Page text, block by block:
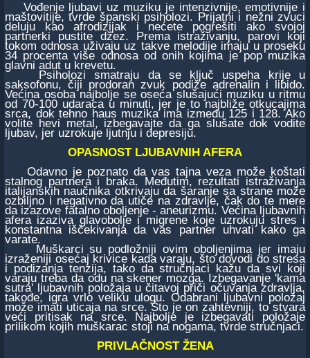
Vođenje ljubavi uz muziku je intenzivnije, emotivnije i
maštovitije, tvrde španski psiholozi. Prijatni i nežni zvuci
deluju kao afrodizijak i nećete pogrešiti ako svojoj
partnerki pustite džez. Prema istraživanju, parovi koji
tokom odnosa uživaju uz takve melodije imaju u proseku
34 procenta više odnosa od onih kojima je pop muzika
glavni adut u krevetu.
Psiholozi smatraju da se ključ uspeha krije u
saksofonu, čiji prodoran zvuk podiže adrenalin i libido.
Većina osoba najbolje se oseća slušajući muziku u ritmu
od 70-100 udaraca u minuti, jer je to najbliže otkucajima
srca, dok tehno haus muzika ima između 125 i 128. Ako
volite hevi metal, izbegavajte da ga slušate dok vodite
ljubav, jer uzrokuje ljutnju i depresiju.
OPASNOST LJUBAVNIH AFERA
Odavno je poznato da vas tajna veza može koštati
stalnog partnera i braka. Međutim, rezultati istraživanja
italijanskih naučnika otkrivaju da šaranje sa strane može
ozbiljno i negativno da utiče na zdravlje, čak do te mere
da izazove fatalno oboljenje - aneurizmu. Većina ljubavnih
afera izaziva glavobolje i migrene koje uzrokuju stres i
konstantna iščekivanja da vas partner uhvati kako ga
varate.
Muškarci su podložniji ovim oboljenjima jer imaju
izraženiji osećaj krivice kada varaju, što dovodi do stresa
i podizanja tenzija, tako da stručnjaci kažu da svi koji
varaju treba da odu na skener mozga. Izbegavanje 'kama
sutra' ljubavnih položaja u čitavoj priči očuvanja zdravlja,
takođe, igra vrlo veliku ulogu. Odabrani ljubavni položaj
može imati uticaja na srce. Što je on zahtevniji, to stvara
veći pritisak na srce. Najbolje je izbegavati položaje
prilikom kojih muškarac stoji na nogama, tvrde stručnjaci.
PRIVLAČNOST ŽENA